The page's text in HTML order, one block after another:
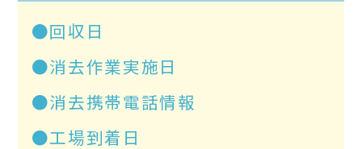
●回収日
●消去作業実施日
●消去携帯電話情報
●工場到着日